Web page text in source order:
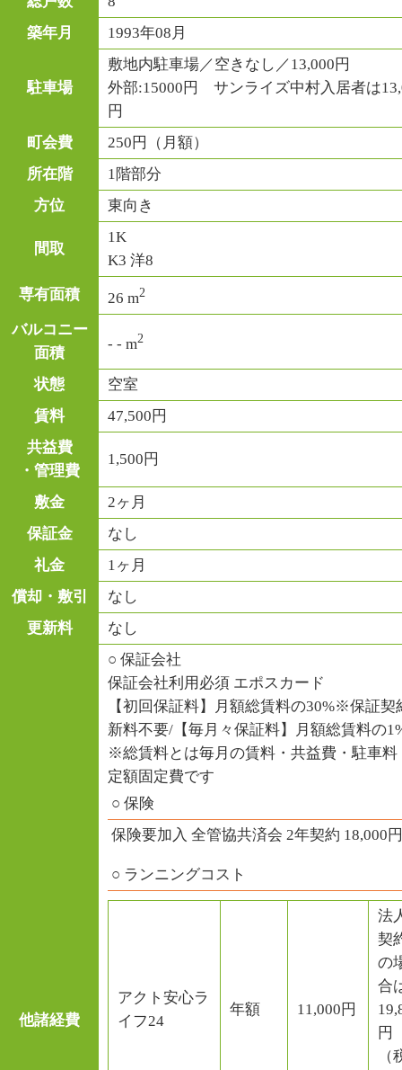
築年月
1993年08月
駐車場
敷地内駐車場／空きなし／13,000円
外部:15000円 サンライズ中村入居者は
円
町会費
250円（月額）
所在階
1階部分
方位
東向き
間取
1K
K3 洋8
専有面積
26 m2
バルコニー
面積
- - m2
状態
空室
賃料
47,500円
共益費
・管理費
1,500円
敷金
2ヶ月
保証金
なし
礼金
1ヶ月
償却・敷引
なし
更新料
なし
他諸経費
○ 保証会社
保証会社利用必須 エポスカード
【初回保証料】月額総賃料の30%※保証契
新料不要/【毎月々保証料】月額総賃料の
※総賃料とは毎月の賃料・共益費・駐車料
定額固定費です
○ 保険
保険要加入 全管協共済会 2年契約 18,000円
○ ランニングコスト
アクト安心ラ
イフ24
年額 11,000円
法
契
の
合
円
（